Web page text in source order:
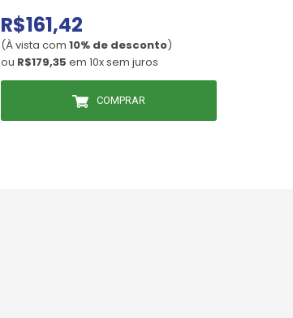
R$161,42
(À vista com 10% de desconto)
ou R$179,35 em 10x sem juros
COMPRAR